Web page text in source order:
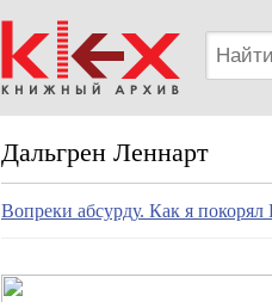
Дальгрен Леннарт
Вопреки абсурду. Как я